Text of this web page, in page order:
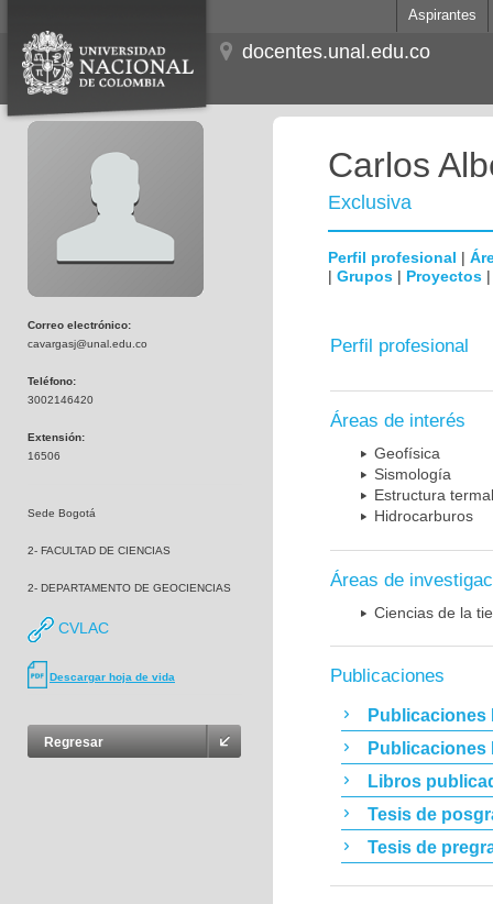
Aspirantes
docentes.unal.edu.co
Correo electrónico:
cavargasj@unal.edu.co
Teléfono:
3002146420
Extensión:
16506
Sede Bogotá
2- FACULTAD DE CIENCIAS
2- DEPARTAMENTO DE GEOCIENCIAS
CVLAC
Descargar hoja de vida
Regresar
Carlos
Exclusiva
Perfil profesional |
| Grupos | Proyectos
Perfil profesional
Áreas de interés
Geofísica
Sismología
Estructura
Hidrocarburos
Áreas de
Ciencias de la
Publicaciones
Publicaciones
Publicaciones
Libros
Tesis de
Tesis de